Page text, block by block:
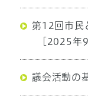
第12回市民
[2025年9
議会活動の